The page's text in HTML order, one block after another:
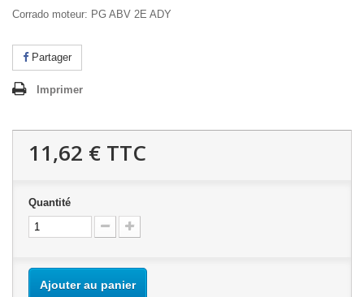
Corrado moteur: PG ABV 2E ADY
Partager
Imprimer
11,62 € TTC
Quantité
Ajouter au panier